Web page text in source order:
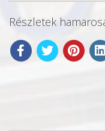
Részletek